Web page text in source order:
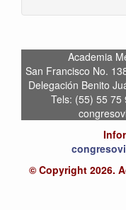
Academia
San Francisco No.
Delegación Benito
Tels: (55) 55
© Copyright 2026.